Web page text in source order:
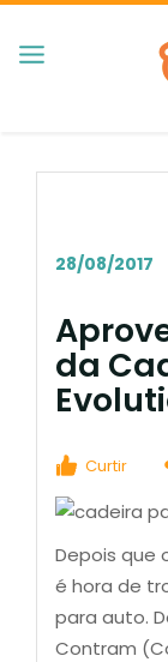
28/08/2017
da
Curtir
Depois que
é hora de
para auto.
Contram